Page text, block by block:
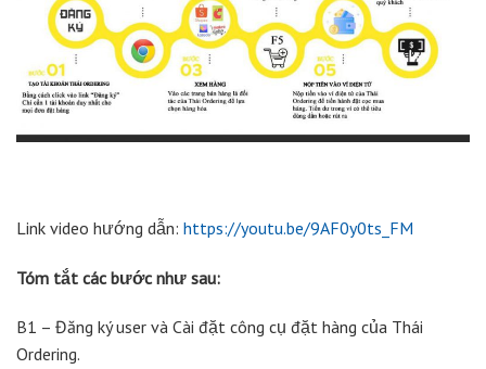
Link video hướng dẫn: https://youtu.be/9AF0y0ts_FM
Tóm tắt các bước như sau:
B1 – Đăng ký user và Cài đặt công cụ đặt hàng của Thái
Ordering.